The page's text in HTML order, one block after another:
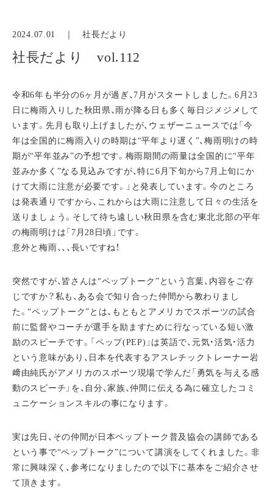
2024.07.01 ｜社長だより
社長だより vol.112
令和6年も半分の6ヶ月が過ぎ、7月がスタートしました。6月23
日に梅雨入りした秋田県、雨が降る日も多く毎日ジメジメして
います。先月も取り上げましたが、ウェザーニュースでは「今
年は全国的に梅雨入りの時期は“平年より遅く”、梅雨明けの時
期が“平年並み”の予想です。梅雨期間の雨量は全国的に“平年
並みか多く”なる見込みですが、特に6月下旬から7月上旬にか
けて大雨に注意が必要です。」と発表しています。今のところ
は発表通りですから、これからは大雨に注意して日々の生活を
送りましょう。そして待ち遠しい秋田県を含む東北北部の平年
の梅雨明けは「7月28日頃」です。
意外と梅雨、、、長いですね！
突然ですが、皆さんは“ペップトーク”という言葉、内容をご存
じですか？私も、ある会で知り合った仲間から教わりまし
た。“ペップトーク”とは、もともとアメリカでスポーツの試合
前に監督やコーチが選手を励ますために行なっている短い激
励のスピーチです。「ペップ(PEP)」は英語で、元気・活気・活力
という意味があり、日本を代表するアスレチックトレーナー岩
﨑由純氏がアメリカのスポーツ現場で学んだ「勇気を与える感
動のスピーチ」を、自分、家族、仲間に伝える為に確立したコミ
ュニケーションスキルの事になります。
実は先日、その仲間が日本ペップトーク普及協会の講師である
という事で“ペップトーク”について講演をしてくれました。非
常に興味深く、参考になりましたので以下に基本をご紹介させ
て頂きます。